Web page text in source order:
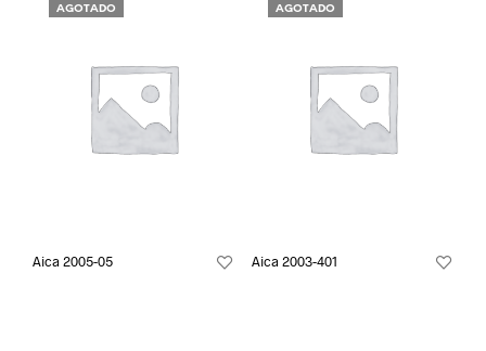
AGOTADO
Aica 2005-05
AGOTADO
Aica 2003-401